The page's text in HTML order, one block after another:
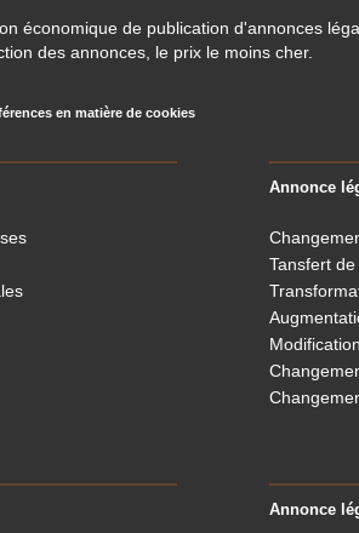
économique de publication d'annonces
des annonces, le prix le moins cher.
en matière de cookies
Annonce
Tansfert
Annonce